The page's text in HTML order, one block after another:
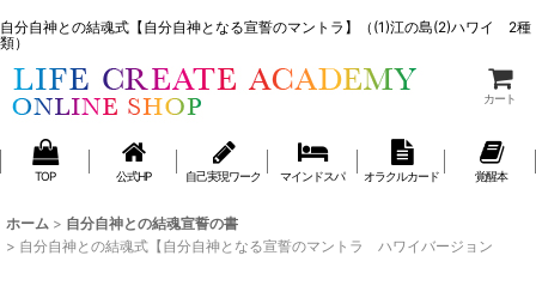
自分自神との結魂式【自分自神となる宣誓のマントラ】（(1)江の島(2)ハワイ 2種
類）
カート
TOP 公式HP 自己実現ワーク マインドスパ オラクルカード 覚醒本
ホーム > 自分自神との結魂宣誓の書
> 自分自神との結魂式【自分自神となる宣誓のマントラ ハワイバージョン